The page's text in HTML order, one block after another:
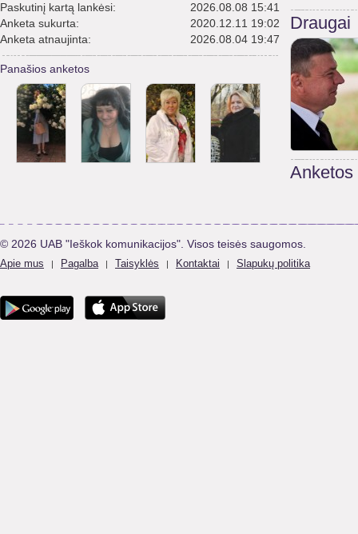
Paskutinį kartą lankėsi:
2026.08.08 15:41
Anketa sukurta:
2020.12.11 19:02
Anketa atnaujinta:
2026.08.04 19:47
Panašios anketos
Draugai
Anketos
© 2026 UAB "Ieškok komunikacijos". Visos teisės saugomos.
Apie mus | Pagalba | Taisyklės | Kontaktai | Slapukų politika